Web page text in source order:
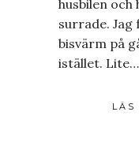
husbilen
surrade.
bisvärm på
istället. Lite…
LÄS